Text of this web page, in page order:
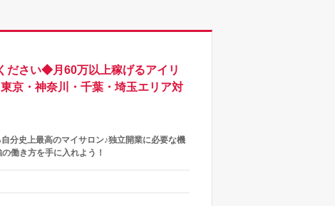
ださい◆月60万以上稼げるアイリ
京・神奈川・千葉・埼玉エリア対
分史上最高のマイサロン♪独立開業に必要な機
働き方を手に入れよう！